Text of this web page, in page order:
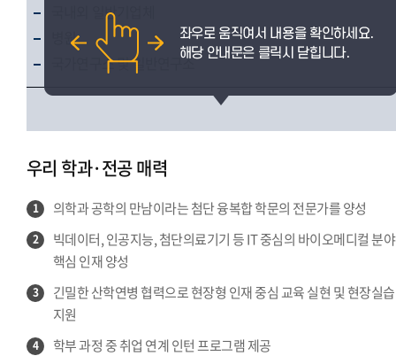
국내외 일반기업체
병원
국가연구소 및 일반연구소
우리 학과·전공 매력
1 의학과 공학의 만남이라는 첨단 융복합 학문의 전문가를 양성
2
빅데이터, 인공지능, 첨단의료기기 등 IT 중심의 바이오메디컬 분야
핵심 인재 양성
3
긴밀한 산학연병 협력으로 현장형 인재 중심 교육 실현 및 현장실습
지원
4 학부 과정 중 취업 연계 인턴 프로그램 제공